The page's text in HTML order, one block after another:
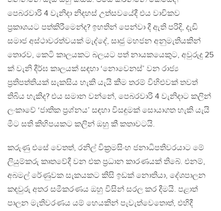
පෙබරවාරි 4 වැනිදා නිදහස් උත්සවයේදී එය වාචිකව
ප්‍රකාශයට පත්කිරීමෙන්ද? ඉහතින් පෙන්වා දී ඇති පරිදි, දැඩි
සමාජ අස්ථාවරත්වයක් මැද්දේ, සෘජු මහජන අනුමැතියකින්
තොරව, කෙටි කාලයකට බලයට පත් නායකයෙකුට, අවුරුදු 25
ක් වැනි දීර්ඝ කාලයක් සඳහා ‘නොවෙනස්’ වන රාජ්‍ය
ප්‍රතිපත්තියක් සැකසිය හැකි යැයි කීම තරම් විහිළුවක් තවත්
තිබිය හැකිද? එය සමාන වන්නේ, පෙබරවාරි 4 වැනිදාට කලින්
ලංකාවේ ‘ජාතික ප්‍රශ්නය’ සඳහා විසඳුමක් සොයාගත හැකි යැයි
මීට සති කිහිපයකට කලින් ඔහු කී කතාවටයි.
කරුණු එසේ වෙතත්, රනිල් වික්‍රමසිංහ ජනාධිපතිවරයාට මේ
ලියුම්කරු කෘතවේදී වන එක ප්‍රධාන කාරණයක් තිබේ. එනම්,
අබමල් රේණුවක සැකයකට කිසි ඉඩක් නොතියා, දේශපාලන
කඳවුරු අතර සමීකරණය ඔහු විසින් සරල කර දීමයි. පළාත්
පාලන මැතිවරණය යම් හෙයකින් පැවැත්වෙතොත්, එහිදී